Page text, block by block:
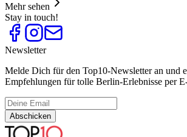
Mehr sehen
Stay in touch!
Newsletter
Melde Dich für den Top10-Newsletter an und
Empfehlungen für tolle Berlin-Erlebnisse per
Abschicken